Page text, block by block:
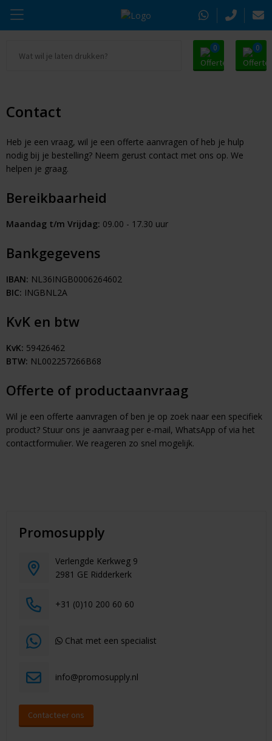
0 0
Drinkwaren
Kleding & Textiel
Tassen & Reizen
Elektronica & Gadgets
Beurs & Event
Sleutelhangers & Tools
Huis & Lifestyle
Outdoor & Vrije Tijd
Auto & Veiligheid
Cadeaubonnen
Alle promosnoepje
Zomer
Kerst
Eindejaarsgeschenken
Alle geefmomenten
Thule
Moleskine
Alle merken
Contact
Heb je een vraag, wil je een offerte aanvragen of heb je hulp
nodig bij je bestelling? Neem gerust contact met ons op. We
helpen je graag.
Bereikbaarheid
Maandag t/m Vrijdag: 09.00 - 17.30 uur
Bankgegevens
IBAN: NL36INGB0006264602
BIC: INGBNL2A
KvK en btw
KvK: 59426462
BTW: NL002257266B68
Offerte of productaanvraag
Wil je een offerte aanvragen of ben je op zoek naar een specifiek
product? Stuur ons je aanvraag per e-mail, WhatsApp of via het
contactformulier. We reageren zo snel mogelijk.
Promosupply
Verlengde Kerkweg 9
2981 GE Ridderkerk
+31 (0)10 200 60 60
Chat met een specialist
info@promosupply.nl
Contacteer ons